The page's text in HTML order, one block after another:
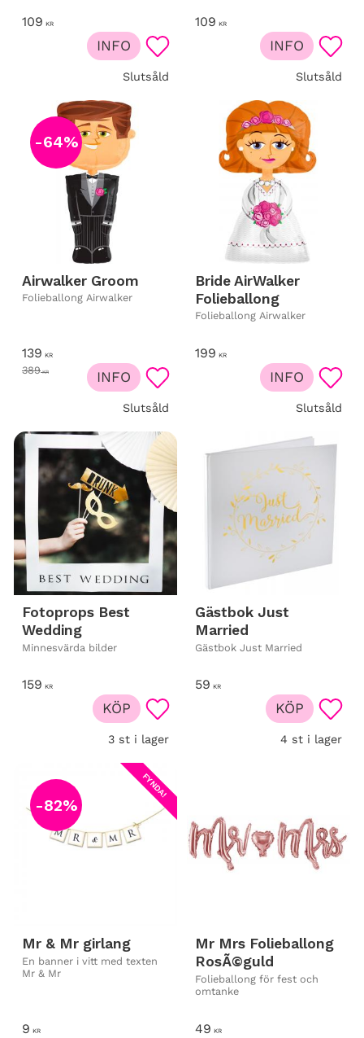
109 KR
Lägg till i favoriter
Slutsåld
INFO
109 KR
Slutsåld
INFO
Airwalker Groom
Folieballong Airwalker
139 KR
389KR
64%
Lägg till i favoriter
Slutsåld
INFO
Bride AirWalker
Folieballong
Folieballong Airwalker
199 KR
Slutsåld
INFO
Fotoprops Best
Wedding
Minnesvärda bilder
159 KR
Lägg till i favoriter
3 st i lager
KÖP
Gästbok Just
Married
Gästbok Just Married
59 KR
4 st i lager
KÖP
Mr & Mr girlang
En banner i vitt med texten
Mr & Mr
9 KR
82%
FYNDA!
Mr Mrs Folieballong
RosÃ©guld
Folieballong för fest och
omtanke
49 KR